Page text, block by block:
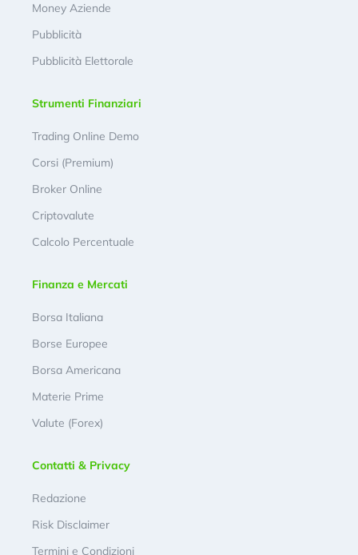
Money Aziende
Pubblicità
Pubblicità Elettorale
Strumenti Finanziari
Trading Online Demo
Corsi (Premium)
Broker Online
Criptovalute
Calcolo Percentuale
Finanza e Mercati
Borsa Italiana
Borse Europee
Borsa Americana
Materie Prime
Valute (Forex)
Contatti & Privacy
Redazione
Risk Disclaimer
Termini e Condizioni